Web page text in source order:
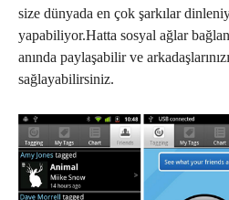
size dünyada en çok şarkılar
yapabiliyor.Hatta sosyal ağlar
anında paylaşabilir ve
sağlayabilirsiniz.